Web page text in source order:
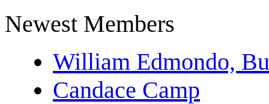
Newest Members
William Edmondo,
Candace Camp